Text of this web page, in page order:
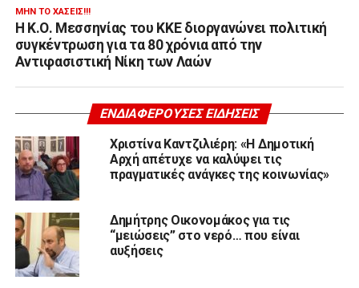
ΜΗΝ ΤΟ ΧΆΣΕΙΣ!!!
Η Κ.Ο. Μεσσηνίας του ΚΚΕ διοργανώνει πολιτική
συγκέντρωση για τα 80 χρόνια από την
Αντιφασιστική Νίκη των Λαών
ΕΝΔΙΑΦΈΡΟΥΣΕΣ ΕΙΔΉΣΕΙΣ
Χριστίνα Καντζιλιέρη: «Η Δημοτική
Αρχή απέτυχε να καλύψει τις
πραγματικές ανάγκες της κοινωνίας»
Δημήτρης Οικονομάκος για τις
“μειώσεις” στο νερό… που είναι
αυξήσεις